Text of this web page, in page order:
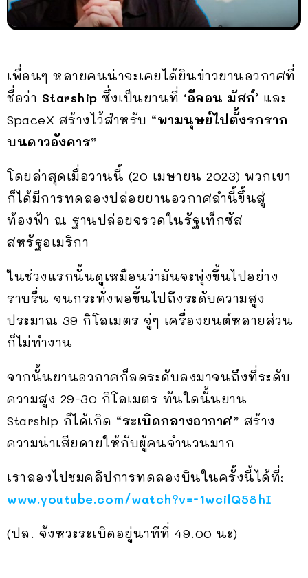
เพื่อนๆ หลายคนน่าจะเคยได้ยินข่าวยานอวกาศที่
ชื่อว่า Starship ซึ่งเป็นยานที่ ‘อีลอน มัสก์’ และ
SpaceX สร้างไว้สำหรับ “พามนุษย์ไปตั้งรกราก
บนดาวอังคาร”
โดยล่าสุดเมื่อวานนี้ (20 เมษายน 2023) พวกเขา
ก็ได้มีการทดลองปล่อยยานอวกาศลำนี้ขึ้นสู่
ท้องฟ้า ณ ฐานปล่อยจรวดในรัฐเท็กซัส
สหรัฐอเมริกา
ในช่วงแรกนั้นดูเหมือนว่ามันจะพุ่งขึ้นไปอย่าง
ราบรื่น จนกระทั่งพอขึ้นไปถึงระดับความสูง
ประมาณ 39 กิโลเมตร จู่ๆ เครื่องยนต์หลายส่วน
ก็ไม่ทำงาน
จากนั้นยานอวกาศก็ลดระดับลงมาจนถึงที่ระดับ
ความสูง 29-30 กิโลเมตร ทันใดนั้นยาน
Starship ก็ได้เกิด “ระเบิดกลางอากาศ” สร้าง
ความน่าเสียดายให้กับผู้คนจำนวนมาก
เราลองไปชมคลิปการทดลองบินในครั้งนี้ได้ที่:
www.youtube.com/watch?v=-1wcilQ58hI
(ปล. จังหวะระเบิดอยู่นาทีที่ 49.00 นะ)